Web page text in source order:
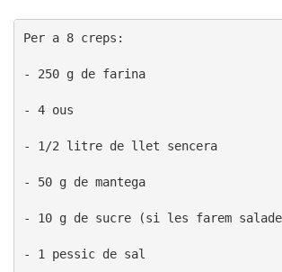
Afegir les fabes i els pèsols amb
A mig coure afegir la buti negre
Per a 8 creps:
- 250 g de farina
- 4 ous
- 1/2 litre de llet sencera
- 50 g de mantega
- 10 g de sucre (si les farem
- 1 pessic de sal